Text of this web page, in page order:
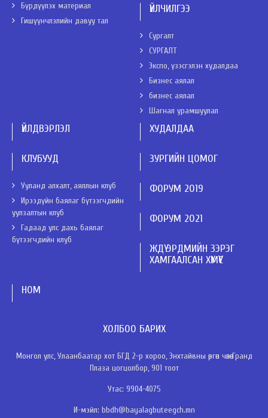
Бүрдүүлэх материал
Гишүүнчлэлийн давуу тал
ҮЙЛЧИЛГЭЭ
Сургалт
СУРГАЛТ
Экспо, үзэсгэлэн худалдаа
Бизнес аялал
бизнес аялал
Шагнал урамшуулал
ҮЙЛДВЭРЛЭЛ ХУДАЛДАА
КЛУБУУД
Ууланд алхалт, аяллын клуб
Ирээдүйн баялаг бүтээгчдийн
уулзалтын клуб
Гадаад улс дахь баялаг
бүтээгчдийн клуб
ЗУРГИЙН ЦОМОГ
ФОРУМ 2019
ФОРУМ 2021
ЖДҮ ЭРДМИЙН ЗЭРЭГ
ХАМГААЛСАН ХҮМҮҮС
НОМ
ХОЛБОО БАРИХ
Монгол улс, Улаанбаатар хот БГД 2-р хороо, Энхтайвны өргөн чөлөө Гранд
Плаза цогцолбор, 901 тоот
Утас: 9904-4075
И-мэйл: bbdh@bayalagbuteegch.mn